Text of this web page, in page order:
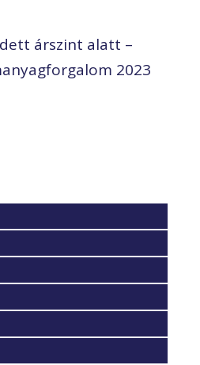
árszint alatt –
2023